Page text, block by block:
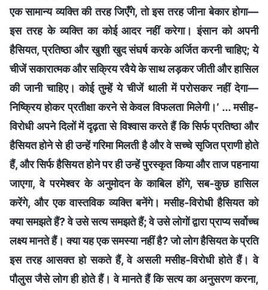
एक सामान्य व्यक्ति की तरह जिएँगे, तो इस तरह जीना बेकार होगा—
इस तरह के व्यक्ति का कोई आदर नहीं करेगा। इंसान को अपनी
हैसियत, प्रतिष्ठा और खुशी खुद संघर्ष करके अर्जित करनी चाहिए; ये
चीजें सकारात्मक और सक्रिय रवैये के साथ लड़कर जीती और हासिल
की जानी चाहिए। कोई तुम्हें ये चीजें थाली में परोसकर नहीं देगा—
निष्क्रिय होकर प्रतीक्षा करने से केवल विफलता मिलेगी।’ ... मसीह-
विरोधी अपने दिलों में दृढ़ता से विश्वास करते हैं कि सिर्फ प्रतिष्ठा और
हैसियत होने से ही उन्हें गरिमा मिलती है और वे सच्चे सृजित प्राणी होते
हैं, और सिर्फ हैसियत होने पर ही उन्हें पुरस्कृत किया और ताज पहनाया
जाएगा, वे परमेश्वर के अनुमोदन के काबिल होंगे, सब-कुछ हासिल
करेंगे, और एक वास्तविक व्यक्ति बनेंगे। मसीह-विरोधी हैसियत को
क्या समझते हैं? वे उसे सत्य समझते हैं; वे उसे लोगों द्वारा प्राप्य सर्वोच्च
लक्ष्य मानते हैं। क्या यह एक समस्या नहीं है? जो लोग हैसियत के प्रति
इस तरह आसक्त हो सकते हैं, वे असली मसीह-विरोधी होते हैं। वे
पौलुस जैसे लोग ही होते हैं। वे मानते हैं कि सत्य का अनुसरण करना,